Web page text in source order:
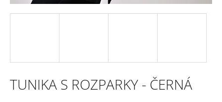
TUNIKA S ROZPARKY - ČERNÁ